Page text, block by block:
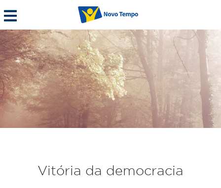
Vitória da democracia